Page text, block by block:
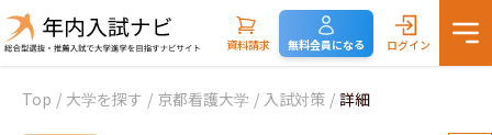
資料請求 無料会員になる ログイン
Top / 大学を探す / 京都看護大学 / 入試対策 / 詳細